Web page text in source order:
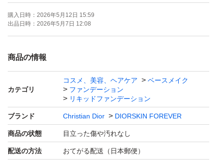
購入日時： 2026年5月12日 15:59
出品日時： 2026年5月7日 12:08
商品の情報
カテゴリ
コスメ、美容、ヘアケア
ベースメイク
ファンデーション
リキッドファンデーション
ブランド Christian Dior DIORSKIN FOREVER
商品の状態 目立った傷や汚れなし
配送の方法 おてがる配送（日本郵便）